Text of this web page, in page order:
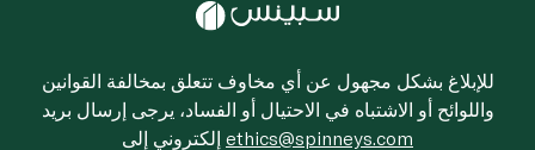
للإبلاغ بشكل مجهول عن أي مخاوف تتعلق بمخالفة القوانين
واللوائح أو الاشتباه في الاحتيال أو الفساد، يرجى إرسال بريد
ethics@spinneys.com